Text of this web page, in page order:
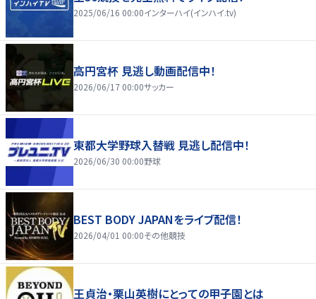
2025/06/16 00:00インターハイ(インハイ.tv)
高円宮杯 見逃し動画配信中！
2026/06/17 00:00サッカー
東都大学野球入替戦 見逃し配信中！
2026/06/30 00:00野球
BEST BODY JAPANをライブ配信！
2026/04/01 00:00その他競技
王貞治・栗山英樹にとっての甲子園とは